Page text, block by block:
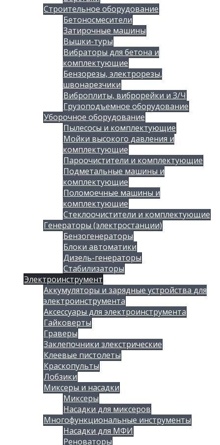
Строительное оборудование
Бетоносмесители
Затирочные машины
Вышки-туры
Вибраторы для бетона и
комплектующие
Бензорезы, электрорезы,
швонарезчики
Виброплиты, виброрейки и З/Ч
Грузоподъемное оборудование
Уборочное оборудование
Пылесосы и комплектующие
Мойки высокого давления и
комплектующие
Пароочистители и комплектующие
Подметальные машины и
комплектующие
Поломоечные машины и
комплектующие
Стеклоочистители и комплектующие
Генераторы (электростанции)
Бензогенераторы
Блоки автоматики
Дизель-генераторы
Стабилизаторы
Электроинструмент
Аккумуляторы и зарядные устройства для
электроинструмента
Аксессуары для электроинструмента
Гайковерты
Граверы
Заклепочники злекстрические
Клеевые пистолеты
Краскопульты
Лобзики
Миксеры и насадки
Миксеры
Насадки для миксеров
Многофункциональные инструменты
Насадки для МФИ
Реноваторы